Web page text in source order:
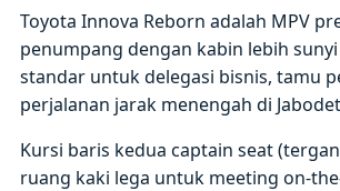
Toyota Innova Reborn adalah MPV
penumpang dengan kabin lebih
standar untuk delegasi bisnis, tamu
perjalanan jarak menengah di
Kursi baris kedua captain seat
ruang kaki lega untuk meeting on-